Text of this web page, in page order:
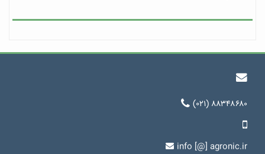
(۰۲۱) ۸۸۳۴۸۶۸۰
info [@] agronic.ir